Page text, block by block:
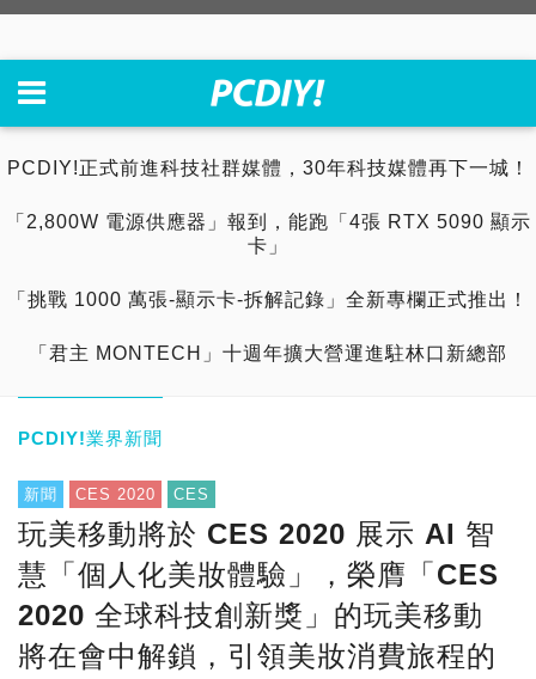
PCDIY!正式前進科技社群媒體，30年科技媒體再下一城！
「2,800W 電源供應器」報到，能跑「4張 RTX 5090 顯示
卡」
「挑戰 1000 萬張-顯示卡-拆解記錄」全新專欄正式推出！
「君主 MONTECH」十週年擴大營運進駐林口新總部
PCDIY!業界新聞
新聞 CES 2020 CES
玩美移動將於 CES 2020 展示 AI 智
慧「個人化美妝體驗」，榮膺「CES
2020 全球科技創新獎」的玩美移動
將在會中解鎖，引領美妝消費旅程的